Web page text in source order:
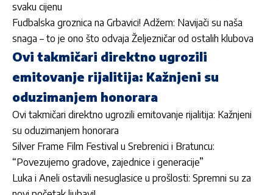
svaku cijenu
Fudbalska groznica na Grbavici! Adžem: Navijači su naša
snaga – to je ono što odvaja Željezničar od ostalih klubova
Ovi takmičari direktno ugrozili
emitovanje rijalitija: Kažnjeni su
oduzimanjem honorara
Ovi takmičari direktno ugrozili emitovanje rijalitija: Kažnjeni
su oduzimanjem honorara
Silver Frame Film Festival u Srebrenici i Bratuncu:
“Povezujemo gradove, zajednice i generacije”
Luka i Aneli ostavili nesuglasice u prošlosti: Spremni su za